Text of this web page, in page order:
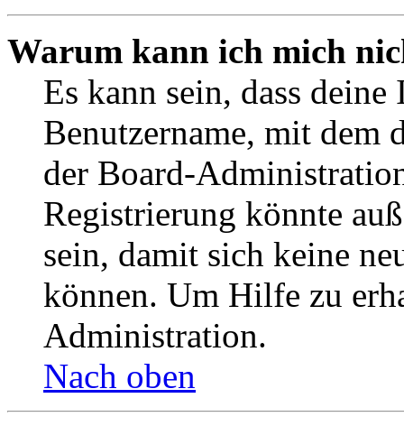
Warum kann ich mich
Es kann sein, dass
Benutzername, mit dem
der Board-
Registrierung könnte
sein, damit sich keine
können. Um Hilfe zu
Administration.
Nach oben